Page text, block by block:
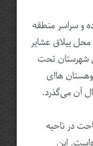
و سراسر منطقه
ییلاق عشایر
شهرستان تحت
هاای
آن می‌گذرد.
مربع مساحت در ناحیه
این